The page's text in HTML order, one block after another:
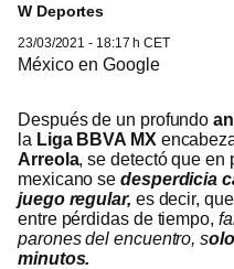
W Deportes
23/03/2021 - 18:17 h CET
México en Google
Después de un profundo
la Liga BBVA MX
Arreola, se detectó que en
mexicano sedesperdicia
juego regular, es decir,
entre pérdidas de tiempo,
parones del encuentro, s
minutos.